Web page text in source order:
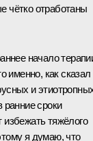
чётко отработаны
начало
именно, как сказал
и
ранние сроки
тяжёлого
я думаю, что